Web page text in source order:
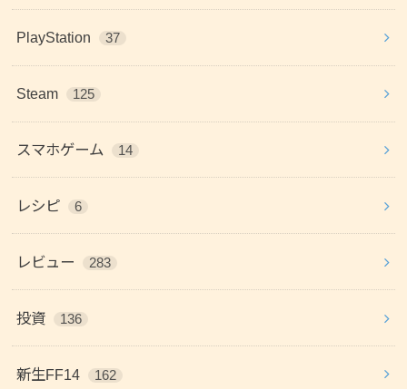
PlayStation 37
Steam 125
スマホゲーム 14
レシピ 6
レビュー 283
投資 136
新生FF14 162